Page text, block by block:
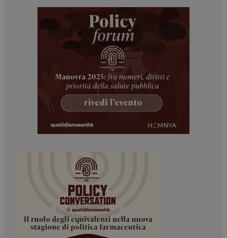
ARRAffinitySameSite
Microsoft Corporation